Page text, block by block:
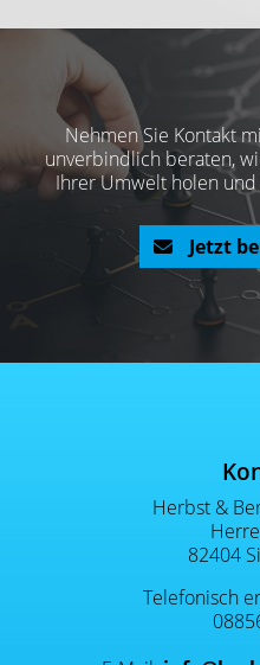
Nehmen Sie Kontakt
unverbindlich beraten,
Ihrer Umwelt holen
Jetzt
Herbst &
82404
Telefonisch